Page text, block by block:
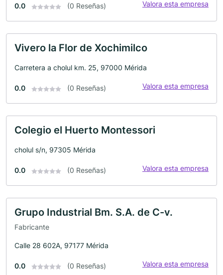
0.0 (0 Reseñas) Valora esta empresa
Vivero la Flor de Xochimilco
Carretera a cholul km. 25, 97000 Mérida
0.0 (0 Reseñas) Valora esta empresa
Colegio el Huerto Montessori
cholul s/n, 97305 Mérida
0.0 (0 Reseñas) Valora esta empresa
Grupo Industrial Bm. S.A. de C-v.
Fabricante
Calle 28 602A, 97177 Mérida
0.0 (0 Reseñas) Valora esta empresa